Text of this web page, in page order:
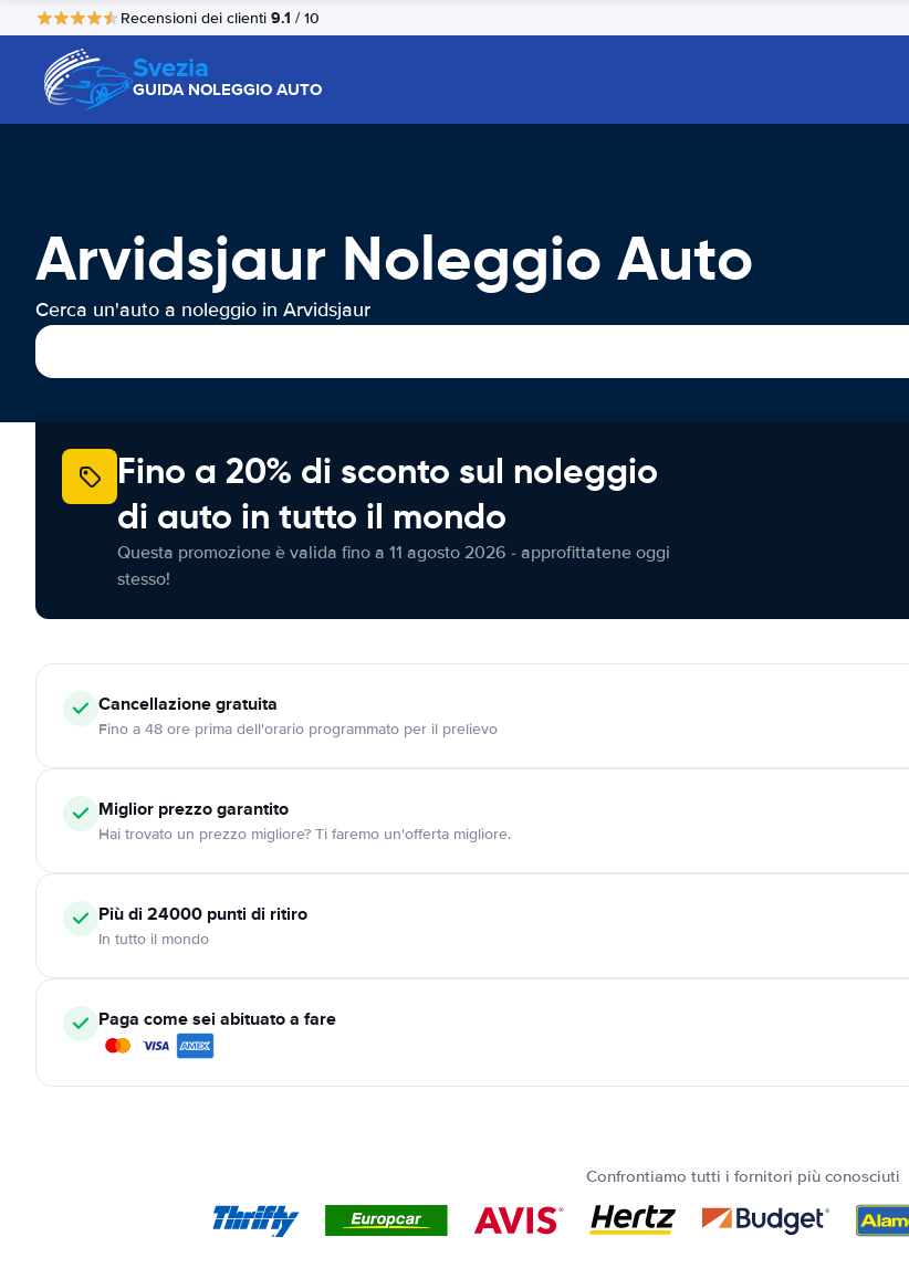
Recensioni dei clienti 9.1 / 10
Svezia
GUIDA NOLEGGIO AUTO
Arvidsjaur Noleggio Auto
Cerca un'auto a noleggio in Arvidsjaur
Fino a 20% di sconto sul noleggio
di auto in tutto il mondo
Questa promozione è valida fino a 11 agosto 2026 - approfittatene oggi
stesso!
Cancellazionegratuita
Fino a 48 ore prima dell'orario programmato per il prelievo
Miglior prezzo garantito
Hai trovato un prezzo migliore? Ti faremo un'offerta migliore.
Più di 24000 punti di ritiro
In tutto il mondo
Paga come sei abituato a fare
Confrontiamo tutti i fornitori più conosciuti